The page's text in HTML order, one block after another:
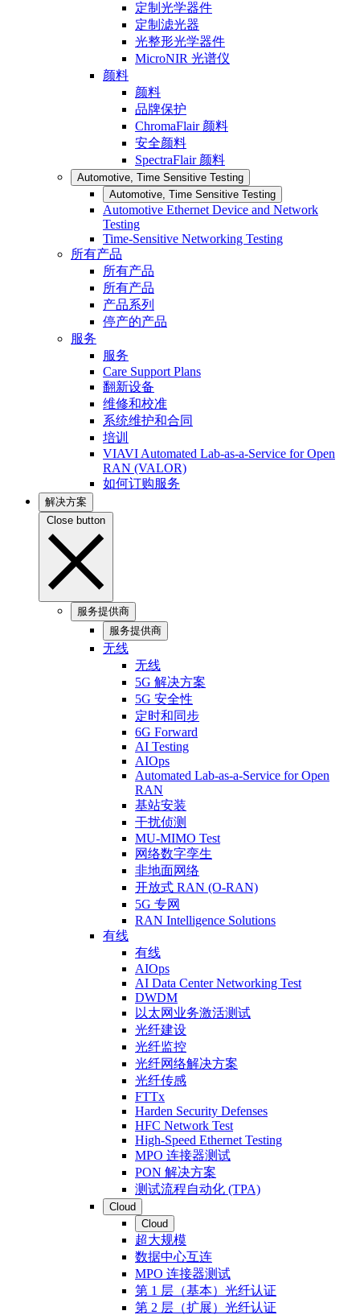
定制光学器件
定制滤光器
光整形光学器件
MicroNIR 光谱仪
颜料
颜料
品牌保护
ChromaFlair 颜料
安全颜料
SpectraFlair 颜料
Automotive, Time Sensitive Testing
Automotive, Time Sensitive Testing
Automotive Ethernet Device and Network
Testing
Time-Sensitive Networking Testing
所有产品
所有产品
所有产品
产品系列
停产的产品
服务
服务
Care Support Plans
翻新设备
维修和校准
系统维护和合同
培训
VIAVI Automated Lab-as-a-Service for Open
RAN (VALOR)
如何订购服务
解决方案
Close button
服务提供商
服务提供商
无线
无线
5G 解决方案
5G 安全性
定时和同步
6G Forward
AI Testing
AIOps
Automated Lab-as-a-Service for Open
RAN
基站安装
干扰侦测
MU-MIMO Test
网络数字孪生
非地面网络
开放式 RAN (O-RAN)
5G 专网
RAN Intelligence Solutions
有线
有线
AIOps
AI Data Center Networking Test
DWDM
以太网业务激活测试
光纤建设
光纤监控
光纤网络解决方案
光纤传感
FTTx
Harden Security Defenses
HFC Network Test
High-Speed Ethernet Testing
MPO 连接器测试
PON 解决方案
测试流程自动化 (TPA)
Cloud
Cloud
超大规模
数据中心互连
MPO 连接器测试
第 1 层（基本）光纤认证
第 2 层（扩展）光纤认证